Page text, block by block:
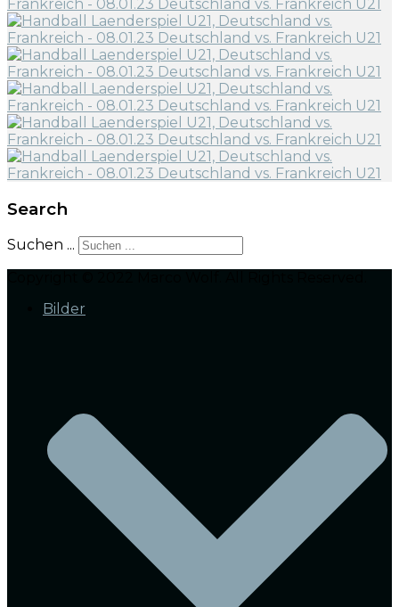
Search
Suchen ...
Bilder